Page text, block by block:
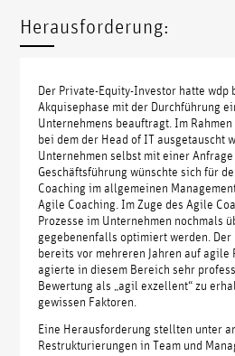
Herausforderung:
Der Private-Equity-Investor hatte wdp
Akquisephase mit der Durchführung
Unternehmens beauftragt. Im
bei dem der Head of IT ausgetauscht
Unternehmen selbst mit einer Anfrage
Geschäftsführung wünschte sich für
Coaching im allgemeinen
Agile Coaching. Im Zuge des Agile
Prozesse im Unternehmen nochmals
gegebenenfalls optimiert werden. Der
bereits vor mehreren Jahren auf agile
agierte in diesem Bereich sehr
Bewertung als „agil exzellent“ zu
gewissen Faktoren.
Eine Herausforderung stellten unter
Restrukturierungen in Team und